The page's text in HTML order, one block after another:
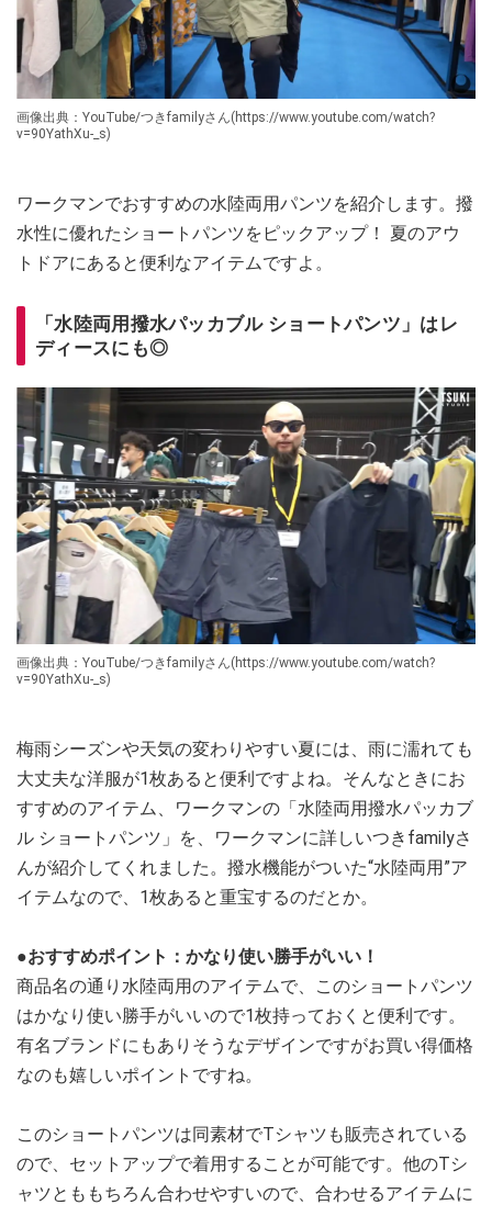
画像出典：YouTube/つきfamilyさん(https://www.youtube.com/watch?
v=90YathXu-_s)
ワークマンでおすすめの水陸両用パンツを紹介します。撥
水性に優れたショートパンツをピックアップ！ 夏のアウ
トドアにあると便利なアイテムですよ。
「水陸両用撥水パッカブル ショートパンツ」はレ
ディースにも◎
画像出典：YouTube/つきfamilyさん(https://www.youtube.com/watch?
v=90YathXu-_s)
梅雨シーズンや天気の変わりやすい夏には、雨に濡れても
大丈夫な洋服が1枚あると便利ですよね。そんなときにお
すすめのアイテム、ワークマンの「水陸両用撥水パッカブ
ル ショートパンツ」を、ワークマンに詳しいつきfamilyさ
んが紹介してくれました。撥水機能がついた“水陸両用”ア
イテムなので、1枚あると重宝するのだとか。
●おすすめポイント：かなり使い勝手がいい！
商品名の通り水陸両用のアイテムで、このショートパンツ
はかなり使い勝手がいいので1枚持っておくと便利です。
有名ブランドにもありそうなデザインですがお買い得価格
なのも嬉しいポイントですね。
このショートパンツは同素材でTシャツも販売されている
ので、セットアップで着用することが可能です。他のTシ
ャツとももちろん合わせやすいので、合わせるアイテムに